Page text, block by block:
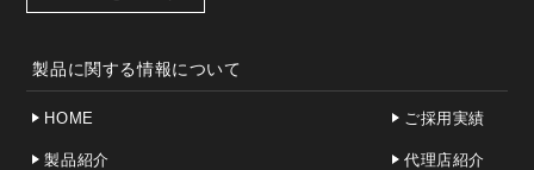
製品に関する情報について
HOME
製品紹介
ご採用実績
代理店紹介